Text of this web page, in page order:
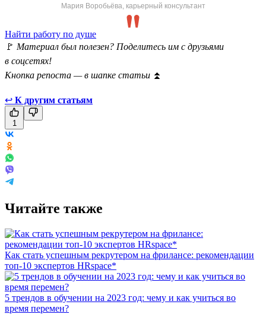
Мария Воробьёва, карьерный консультант
Найти работу по душе
🚩 Материал был полезен? Поделитесь им с друзьями
в соцсетях!
Кнопка репоста — в шапке статьи ⏫
↩ К другим статьям
1
Читайте также
Как стать успешным рекрутером на фрилансе: рекомендации
топ-10 экспертов HRspace*
5 трендов в обучении на 2023 год: чему и как учиться во
время перемен?